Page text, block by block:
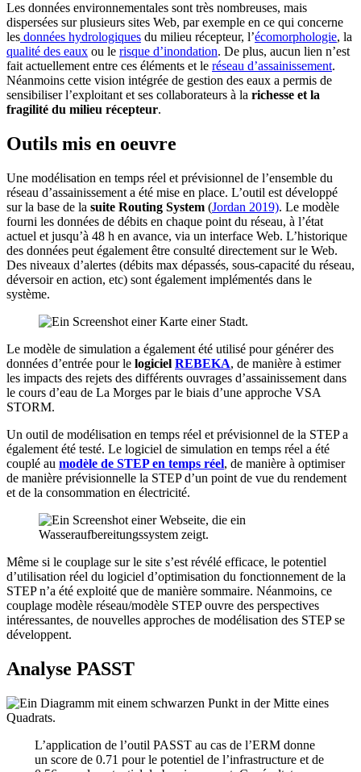
Les données environnementales sont très nombreuses, mais
dispersées sur plusieurs sites Web, par exemple en ce qui concerne
les données hydrologiques du milieu récepteur, l’écomorphologie, la
qualité des eaux ou le risque d’inondation. De plus, aucun lien n’est
fait actuellement entre ces éléments et le réseau d’assainissement.
Néanmoins cette vision intégrée de gestion des eaux a permis de
sensibiliser l’exploitant et ses collaborateurs à la richesse et la
fragilité du milieu récepteur.
Outils mis en oeuvre
Une modélisation en temps réel et prévisionnel de l’ensemble du
réseau d’assainissement a été mise en place. L’outil est développé
sur la base de la suite Routing System (Jordan 2019). Le modèle
fourni les données de débits en chaque point du réseau, à l’état
actuel et jusqu’à 48 h en avance, via un interface Web. L’historique
des données peut également être consulté directement sur le Web.
Des niveaux d’alertes (débits max dépassés, sous-capacité du réseau,
déversoir en action, etc) sont également implémentés dans le
système.
Le modèle de simulation a également été utilisé pour générer des
données d’entrée pour le logiciel REBEKA, de manière à estimer
les impacts des rejets des différents ouvrages d’assainissement dans
le cours d’eau de La Morges par le biais d’une approche VSA
STORM.
Un outil de modélisation en temps réel et prévisionnel de la STEP a
également été testé. Le logiciel de simulation en temps réel a été
couplé au modèle de STEP en temps réel, de manière à optimiser
de manière prévisionnelle la STEP d’un point de vue du rendement
et de la consommation en électricité.
Même si le couplage sur le site s’est révélé efficace, le potentiel
d’utilisation réel du logiciel d’optimisation du fonctionnement de la
STEP n’a été exploité que de manière sommaire. Néanmoins, ce
couplage modèle réseau/modèle STEP ouvre des perspectives
intéressantes, de nouvelles approches de modélisation des STEP se
développent.
Analyse PASST
L’application de l’outil PASST au cas de l’ERM donne
un score de 0.71 pour le potentiel de l’infrastructure et de